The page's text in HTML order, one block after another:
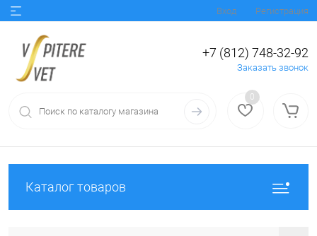
Вход Регистрация
+7 (812) 748-32-92
Заказать звонок
0
Каталог товаров